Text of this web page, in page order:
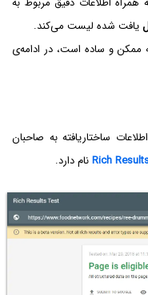
یافت شده لیست می‌کند.
ممکن و ساده است، در ادامه‌ی
ساختاریافته به صاحبان
Richنام دارد.